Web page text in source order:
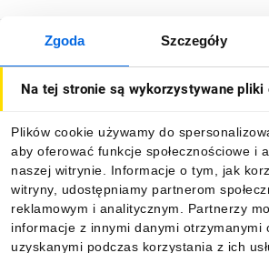
Zgoda Szczegóły
Na tej stronie są wykorzystywane pliki
Plików cookie używamy do
aby oferować funkcje społecznościowe i
naszej witrynie. Informacje o tym, jak
witryny, udostępniamy partnerom
reklamowym i analitycznym. Partnerzy
informacje z innymi danymi otrzymanymi
uzyskanymi podczas korzystania z ich
O firmie
Informacje
Pobierz naszą aplikację